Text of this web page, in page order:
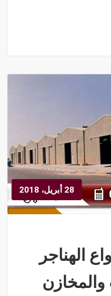
28 أبريل، 2018
الهناجر